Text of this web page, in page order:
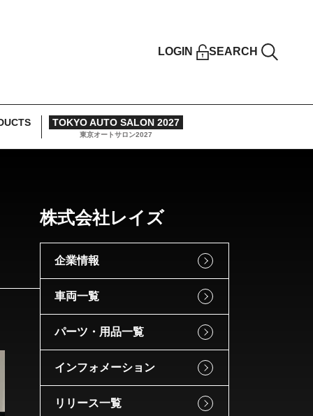
LOGIN SEARCH
TOKYO AUTO SALON 2027
東京オートサロン2027
株式会社レイズ
企業情報
車両一覧
パーツ・用品一覧
インフォメーション
リリース一覧